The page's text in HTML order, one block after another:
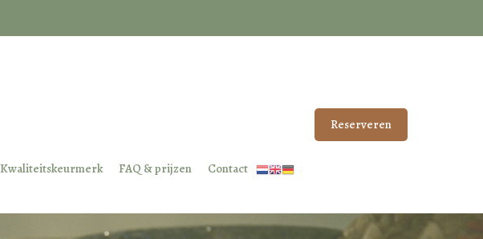
Kwaliteitskeurmerk FAQ & prijzen Contact
Reserveren